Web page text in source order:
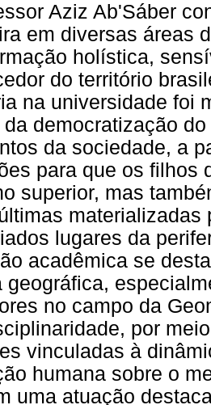
Aziz Ab'Sáber
em diversas áreas
holística,
do território
na universidade foi
da democratização
da sociedade, a
para que os filhos
superior, mas
lugares da
acadêmica se
geográfica,
no campo da
por
vinculadas à
humana sobre o
uma atuação